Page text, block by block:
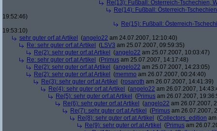
Re(13): Fußball: Österreich-Tschechien,
Re(14): Fußball: Österreich-
19:52:46)
Re(15): Fußball: Österreich-
19:53:10)
sehr guter orf.at Artikel
(angelo22 am 24.07.2007, 12:10:40)
Re: sehr guter orf.at Artikel
(LSV3 am 25.07.2007, 09:59:35)
Re(2): sehr guter orf.at Artikel
(angelo22 am 25.07.2007, 10:03:47)
Re: sehr guter orf.at Artikel
(Primus am 25.07.2007, 14:17:48)
Re(2): sehr guter orf.at Artikel
(angelo22 am 25.07.2007, 14:23:05)
Re(2): sehr guter orf.at Artikel
(memmo am 26.07.2007, 00:24:40)
Re(3): sehr guter orf.at Artikel
(rosaroth am 26.07.2007, 14:41:39)
Re(4): sehr guter orf.at Artikel
(angelo22 am 26.07.2007,
Re(5): sehr guter orf.at Artikel
(Primus am 26.07.2007,
Re(6): sehr guter orf.at Artikel
(angelo22 am 26.07.2007,
Re(7): sehr guter orf.at Artikel
(Primus am 26.07.2007,
Re(8): sehr guter orf.at Artikel
(Collectors_edition
Re(9): sehr guter orf.at Artikel
(Primus am